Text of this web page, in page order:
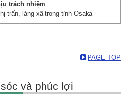
trấn, làng xã trong tỉnh Osaka
PAGE TOP
và phúc lợi